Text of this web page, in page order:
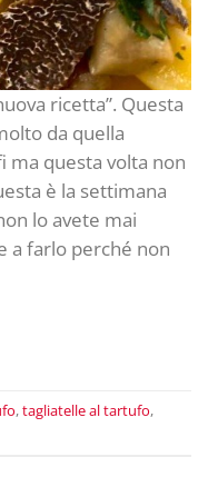
ricetta”. Questa
da quella
ma questa volta non
è la settimana
lo avete mai
a farlo perché non
,tagliatelle al tartufo,